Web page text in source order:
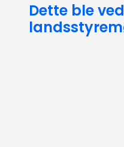
Dette ble